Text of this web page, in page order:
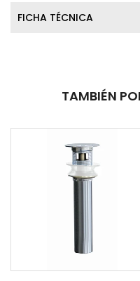
FICHA TÉCNICA
TAMBIÉN